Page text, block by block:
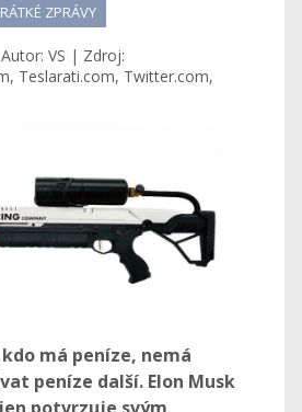
ZPRÁVY
VS | Zdroj:
Teslarati.com, Twitter.com,
má peníze, nemá
peníze další. Elon Musk